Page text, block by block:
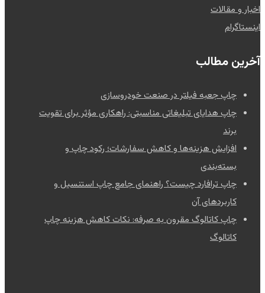
اخبار و مقالات
اینستاگرام
آخرین مطالب
چاپ جعبه فیلتر در صنعت خودروسازی
چاپ هدایای تبلیغاتی مناسبتی: راهکاری مؤثر برای تقویت
برند
افزایش هزینه‌ها و کاهش سفارشات؛ رکود چاپ و
بسته‌بندی
چاپ ترافارد چیست؟ راهنمای جامع چاپ استنسیل و
کاربردهای آن
چاپ کاتالوگ مقرون به صرفه: نکات کاهش هزینه چاپ
کاتالوگ